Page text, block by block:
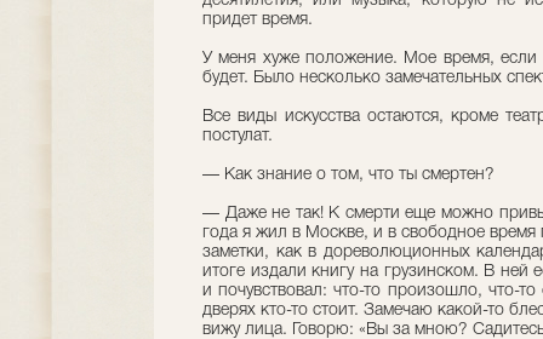
придет время.
У меня хуже положение. Мое время, если
будет. Было несколько замечательных
Все виды искусства остаются, кроме
постулат.
— Как знание о том, что ты смертен?
— Даже не так! К смерти еще можно
года я жил в Москве, и в свободное
заметки, как в дореволюционных
итоге издали книгу на грузинском. В ней
и почувствовал: что-то произошло, что-
дверях кто-то стоит. Замечаю какой-то
вижу лица. Говорю: «Вы за мною?